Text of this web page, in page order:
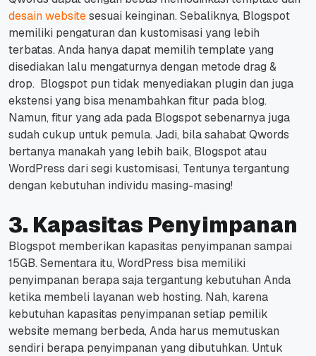
desain websitesesuai keinginan. Sebaliknya, Blogspot
memiliki pengaturan dan kustomisasi yang lebih
terbatas. Anda hanya dapat memilih template yang
disediakan lalu mengaturnya dengan metodedrag &
drop. Blogspot pun tidak menyediakan plugin dan juga
ekstensi yang bisa menambahkan fitur pada blog.
Namun, fitur yang ada pada Blogspot sebenarnya juga
sudah cukup untuk pemula. Jadi, bila sahabat Qwords
bertanya manakah yang lebih baik, Blogspot atau
WordPress dari segi kustomisasi, Tentunya tergantung
dengan kebutuhan individu masing-masing!
3. Kapasitas Penyimpanan
Blogspot memberikan kapasitas penyimpanan sampai
15GB. Sementara itu, WordPress bisa memiliki
penyimpanan berapa saja tergantung kebutuhan Anda
ketika membeli layanan web hosting. Nah, karena
kebutuhan kapasitas penyimpanan setiap pemilik
website memang berbeda, Anda harus memutuskan
sendiri berapa penyimpanan yang dibutuhkan. Untuk